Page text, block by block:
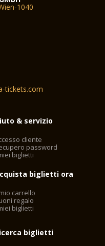
1040
tickets.com
& servizio
cliente
password
biglietti
biglietti ora
carrello
regalo
biglietti
biglietti